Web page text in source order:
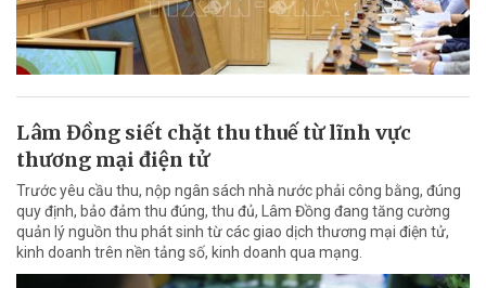
Lâm Đồng siết chặt thu thuế từ lĩnh vực
thương mại điện tử
Trước yêu cầu thu, nộp ngân sách nhà nước phải công bằng, đúng
quy định, bảo đảm thu đúng, thu đủ, Lâm Đồng đang tăng cường
quản lý nguồn thu phát sinh từ các giao dịch thương mại điện tử,
kinh doanh trên nền tảng số, kinh doanh qua mạng.